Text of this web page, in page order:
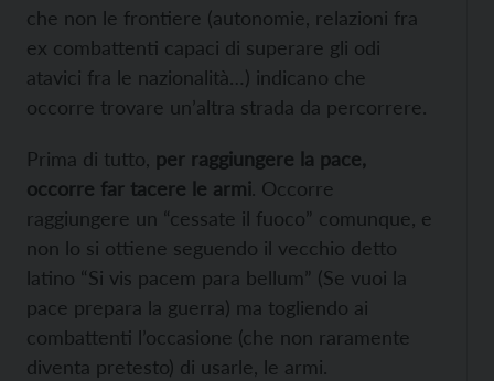
che non le frontiere (autonomie, relazioni fra
ex combattenti capaci di superare gli odi
atavici fra le nazionalità…) indicano che
occorre trovare un’altra strada da percorrere.
Prima di tutto, per raggiungere la pace,
occorre far tacere le armi. Occorre
raggiungere un “cessate il fuoco” comunque, e
non lo si ottiene seguendo il vecchio detto
latino “Si vis pacem para bellum” (Se vuoi la
pace prepara la guerra) ma togliendo ai
combattenti l’occasione (che non raramente
diventa pretesto) di usarle, le armi.